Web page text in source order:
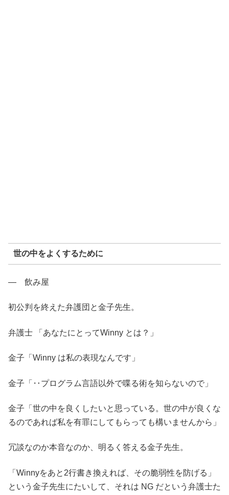
世の中をよくするために
― 飲み屋
初公判を終えた弁護団と金子先生。
弁護士 「あなたにとってWinny とは？」
金子「Winny は私の表現なんです」
金子「‥プログラム言語以外で喋る術を知らないので」
金子「世の中を良くしたいと思っている。世の中が良くな
るのであれば私を有罪にしてもらっても構いませんから」
冗談なのか本音なのか、明るく答える金子先生。
「Winnyをあと2行書き換えれば、その脆弱性を防げる」
という金子先生にたいして、それは NG だという弁護士た